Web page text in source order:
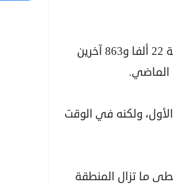
وأشار كاسيا في مؤتمر صحفي، الثلاثاء، إلى وفاة 622 شخصا وإصابة 22 ألفا و863 آخرين
ولكنه في الوقت
ما تزال المنطقة